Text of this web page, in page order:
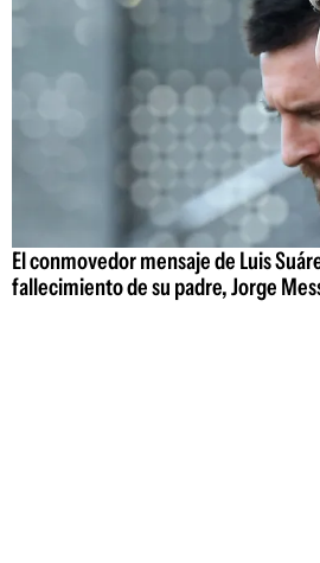
El conmovedor mensaje de Luis
fallecimiento de su padre, Jorge